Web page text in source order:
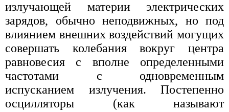
излучающей материи электрических
зарядов, обычно неподвижных, но под
влиянием внешних воздействий могущих
совершать колебания вокруг центра
равновесия с вполне определенными
частотами с одновременным
испусканием излучения. Постепенно
осцилляторы (как называют